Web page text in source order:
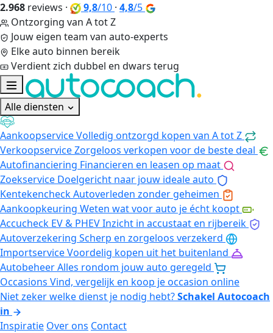
2.968 reviews · 9,8/10 · 4,8/5
Ontzorging van A tot Z
Jouw eigen team van auto-experts
Elke auto binnen bereik
Verdient zich dubbel en dwars terug
Alle diensten
AankoopserviceVolledig ontzorgd kopen van A tot Z
VerkoopserviceZorgeloos verkopen voor de beste deal
Autofinanciering Financieren en leasen op maat
Zoekservice Doelgericht naar jouw ideale auto
KentekencheckAutoverleden zonder geheimen
Aankoopkeuring Weten wat voor auto je écht koopt
Accucheck EV & PHEVInzicht in accustaat en rijbereik
Autoverzekering Scherp en zorgeloos verzekerd
ImportserviceVoordelig kopen uit het buitenland
AutobeheerAlles rondom jouw auto geregeld
Occasions Vind, vergelijk en koop je occasion online
Niet zeker welke dienst je nodig hebt?Schakel Autocoach
in
Inspiratie Over ons Contact